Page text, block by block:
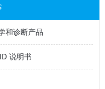
和诊断产品
说明书